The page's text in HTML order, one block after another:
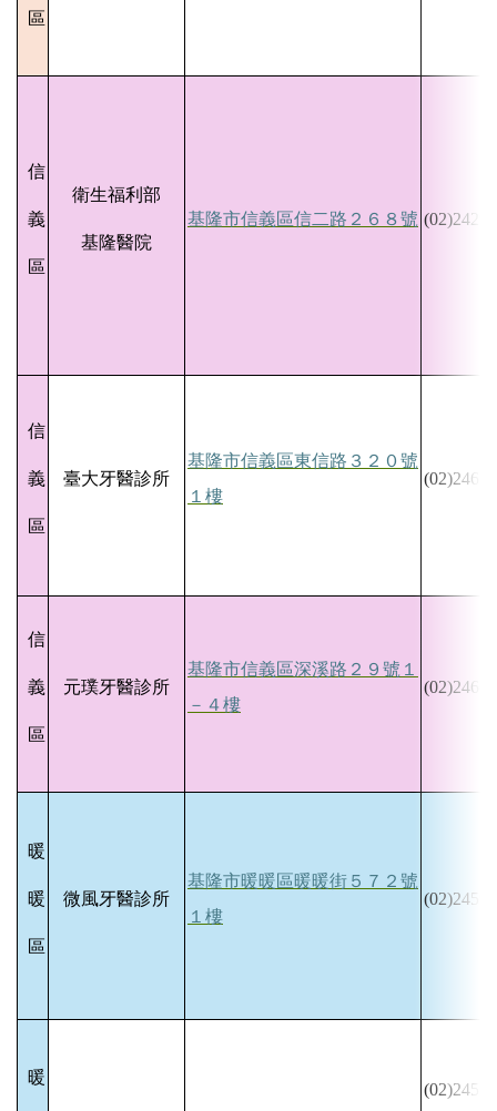
區
信
義
區
衛生福利部
基隆醫院
基隆市信義區信二路２６８號 (02)2429-
信
義
區
臺大牙醫診所
基隆市信義區東信路３２０號
１樓
(02)2465-
信
義
區
元璞牙醫診所
基隆市信義區深溪路２９號１
－４樓
(02)2466-
暖
暖
區
微風牙醫診所
基隆市暖暖區暖暖街５７２號
１樓
(02)2459-
暖
(02)2457-